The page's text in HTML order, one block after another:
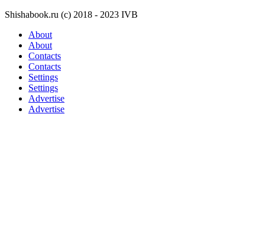
Shishabook.ru (c) 2018 - 2023 IVB
About
About
Contacts
Contacts
Settings
Settings
Advertise
Advertise